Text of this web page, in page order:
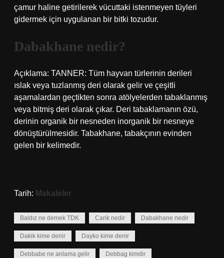
çamur haline getirilerek vücuttaki istenmeyen tüyleri
gidermek için uygulanan bir bitki tozudur.
Dabakhane nedir?
Açıklama: TANNER: Tüm hayvan türlerinin derileri
ıslak veya tuzlanmış deri olarak gelir ve çeşitli
aşamalardan geçtikten sonra atölyelerden tabaklanmış
veya bitmiş deri olarak çıkar. Deri tabaklamanın özü,
derinin organik bir nesneden inorganik bir nesneye
dönüştürülmesidir. Tabakhane, tabakçının evinden
gelen bir kelimedir.
Tarih: Makaleler
Baldız ne demek TDK Carik nedir Dabakhane nedir
Dakik kime denir Dayko kime denir
Debbabe ne anlama gelir Debbag kimdir